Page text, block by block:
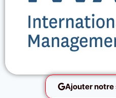
Ajouter notre